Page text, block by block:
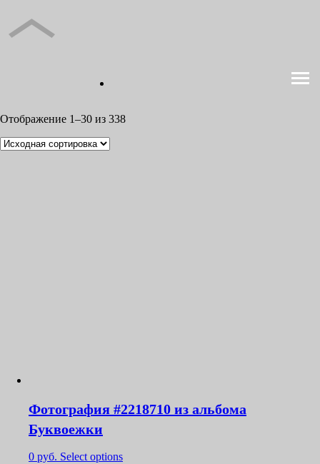
Отображение 1–30 из 338
Фотография #2218710 из альбома
Буквоежки
0 руб. Select options